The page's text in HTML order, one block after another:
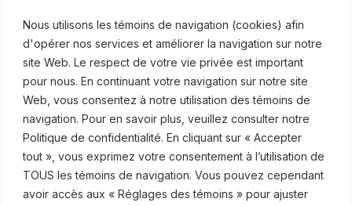
Nous utilisons les témoins de navigation (cookies) afin
d'opérer nos services et améliorer la navigation sur notre
site Web. Le respect de votre vie privée est important
pour nous. En continuant votre navigation sur notre site
Web, vous consentez à notre utilisation des témoins de
navigation. Pour en savoir plus, veuillez consulter notre
Politique de confidentialité. En cliquant sur « Accepter
tout », vous exprimez votre consentement à l’utilisation de
TOUS les témoins de navigation. Vous pouvez cependant
avoir accès aux « Réglages des témoins » pour ajuster
ABONNEZ-VOUS À NOS COMMUNICATIONS
© ROBINSON SHEPPARD SHAPIRO S.E.N.C.R.L., 2015–2026
Abonnez-vous à nos communications